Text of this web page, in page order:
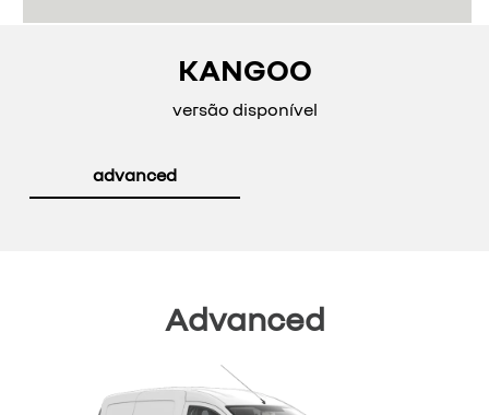
KANGOO
versão disponível
advanced
Advanced